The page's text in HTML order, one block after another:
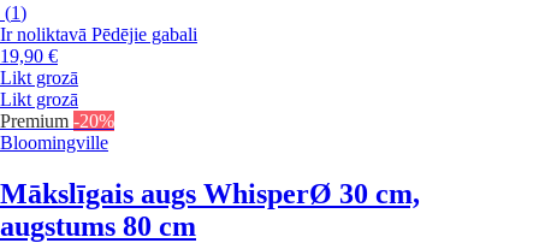
(1)
Ir noliktavā Pēdējie gabali
19,90 €
Likt grozā
Likt grozā
Premium -20%
Bloomingville
Mākslīgais augs WhisperØ 30 cm,
augstums 80 cm